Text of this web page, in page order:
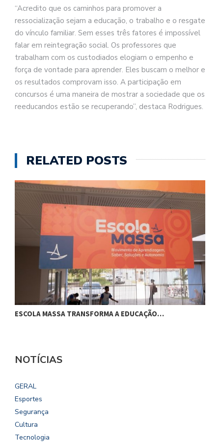
“Acredito que os caminhos para promover a
ressocialização sejam a educação, o trabalho e o resgate
do vínculo familiar. Sem esses três fatores é impossível
falar em reintegração social. Os professores que
trabalham com os custodiados elogiam o empenho e
força de vontade para aprender. Eles buscam o melhor e
os resultados comprovam isso. A participação em
concursos é uma maneira de mostrar a sociedade que os
reeducandos estão se recuperando”, destaca Rodrigues.
RELATED POSTS
ESCOLA MASSA TRANSFORMA A EDUCAÇÃO…
NOTÍCIAS
GERAL
Esportes
Segurança
Cultura
Tecnologia